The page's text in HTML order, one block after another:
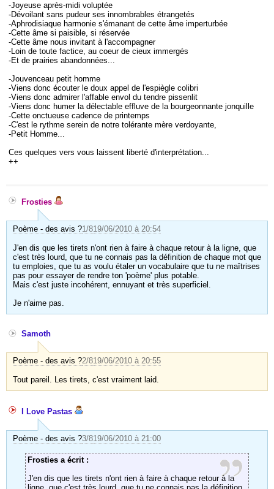
-Joyeuse après-midi voluptée
-Dévoilant sans pudeur ses innombrables étrangetés
-Aphrodisiaque harmonie s'émanant de cette âme imperturbée
-Cette âme si paisible, si réservée
-Cette âme nous invitant à l'accompagner
-Loin de toute factice, au coeur de cieux immergés
-Et de prairies abandonnées...
-Jouvenceau petit homme
-Viens donc écouter le doux appel de l'espiègle colibri
-Viens donc admirer l'affable envol du tendre pissenlit
-Viens donc humer la délectable effluve de la bourgeonnante jonquille
-Cette onctueuse cadence de printemps
-C'est le rythme serein de notre tolérante mère verdoyante,
-Petit Homme...
Ces quelques vers vous laissent liberté d'interprétation...
++
Frosties
Poème - des avis ?1/819/06/2010 à 20:54
J'en dis que les tirets n'ont rien à faire à chaque retour à la ligne, que
c'est très lourd, que tu ne connais pas la définition de chaque mot que
tu emploies, que tu as voulu étaler un vocabulaire que tu ne maîtrises
pas pour essayer de rendre ton 'poème' plus potable.
Mais c'est juste incohérent, ennuyant et très superficiel.
Je n'aime pas.
Samoth
Poème - des avis ?2/819/06/2010 à 20:55
Tout pareil. Les tirets, c'est vraiment laid.
I Love Pastas
Poème - des avis ?3/819/06/2010 à 21:00
Frosties a écrit :
J'en dis que les tirets n'ont rien à faire à chaque retour à la